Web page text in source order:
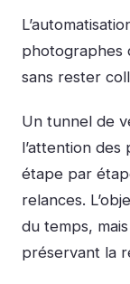
photographes
sans rester
Un tunnel de
l’attention
étape par
relances.
du temps,
préservant la